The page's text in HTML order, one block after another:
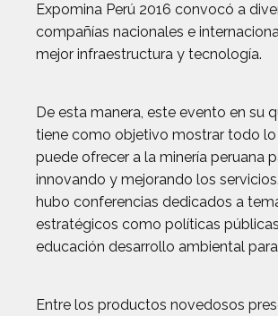
Expomina Perú 2016 convocó a
compañías nacionales e
mejor infraestructura y tecnología.
De esta manera, este evento en su
tiene como objetivo mostrar todo lo
puede ofrecer a la minería peruana
innovando y mejorando los
hubo conferencias dedicados a
estratégicos como políticas
educación desarrollo ambiental
Entre los productos novedosos